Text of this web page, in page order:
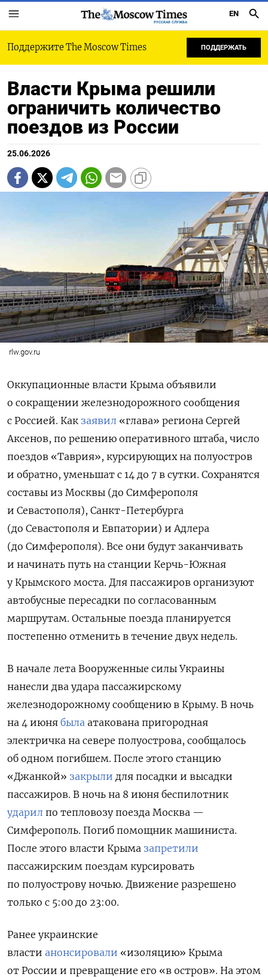
РУССКАЯ СЛУЖБА
EN
Поддержите The Moscow Times ПОДДЕРЖАТЬ
Власти Крыма решили
ограничить количество
поездов из России
25.06.2026
rlw.gov.ru
Оккупационные власти Крыма объявили
о сокращении железнодорожного сообщения
с Россией. Как заявил «глава» региона Сергей
Аксенов, по решению оперативного штаба, число
поездов «Таврия», курсирующих на полуостров
и обратно, уменьшат с 14 до 7 в сутки. Сохранятся
составы из Москвы (до Симферополя
и Севастополя), Санкт-Петербурга
(до Севастополя и Евпатории) и Адлера
(до Симферополя). Все они будут заканчивать
и начинать путь на станции Керчь-Южная
у Крымского моста. Для пассажиров организуют
автобусные пересадки по согласованным
маршрутам. Остальные поезда планируется
постепенно отменить в течение двух недель.
В начале лета Вооруженные силы Украины
нанесли два удара пассажирскому
железнодорожному сообщению в Крыму. В ночь
на 4 июня была атакована пригородная
электричка на севере полуострова, сообщалось
об одном погибшем. После этого станцию
«Джанкой» закрыли для посадки и высадки
пассажиров. В ночь на 8 июня беспилотник
ударил по тепловозу поезда Москва —
Симферополь. Погиб помощник машиниста.
После этого власти Крыма запретили
пассажирским поездам курсировать
по полуострову ночью. Движение разрешено
только с 5:00 до 23:00.
Ранее украинские
власти анонсировали «изоляцию» Крыма
от России и превращение его «в остров». На этом